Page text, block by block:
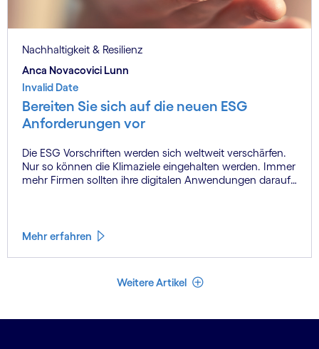
Nachhaltigkeit & Resilienz
Anca Novacovici Lunn
Invalid Date
Bereiten Sie sich auf die neuen ESG
Anforderungen vor
Die ESG Vorschriften werden sich weltweit verschärfen.
Nur so können die Klimaziele eingehalten werden. Immer
mehr Firmen sollten ihre digitalen Anwendungen darauf
Mehr erfahren
Weitere Artikel Weniger Artikel